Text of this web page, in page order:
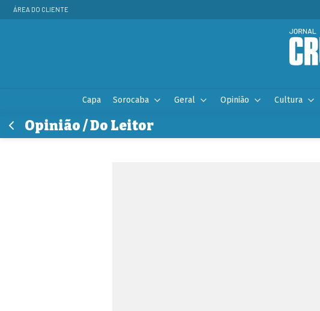
ÁREA DO CLIENTE
Capa Sorocaba Geral Opinião Cultura
Opinião / Do Leitor